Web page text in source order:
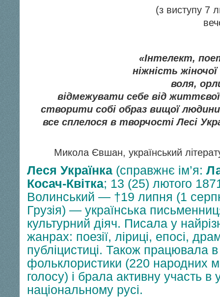
(з виступу 7
«Інтелект,
ніжність
воля,
відмежувати себе від
створити собі образ вищої
все сплелося в творчості Лесі
Микола Євшан, український
Леся Українка (справжнє ім’я:
Косач-Квітка; 13 (25) лютого
Волинський — †19 липня (1
Грузія) — українська
культурний діяч. Писала у
жанрах: поезії, ліриці, епосі,
публіцистиці. Також працювала в
фольклористики (220 народних
голосу) і брала активну участь в
національному русі.